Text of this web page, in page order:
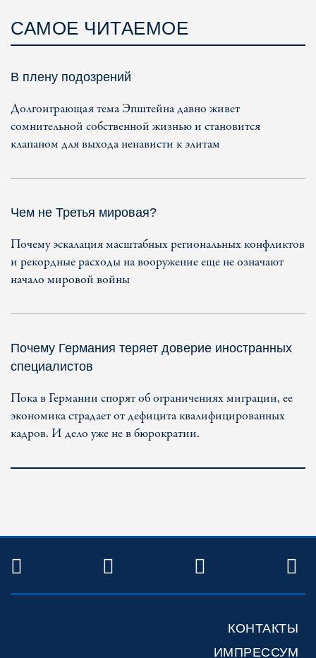
САМОЕ ЧИТАЕМОЕ
В плену подозрений
Долгоиграющая тема Эпштейна давно живет
сомнительной собственной жизнью и становится
клапаном для выхода ненависти к элитам
Чем не Третья мировая?
Почему эскалация масштабных региональных конфликтов
и рекордные расходы на вооружение еще не означают
начало мировой войны
Почему Германия теряет доверие иностранных
специалистов
Пока в Германии спорят об ограничениях миграции, ее
экономика страдает от дефицита квалифицированных
кадров. И дело уже не в бюрократии.
TWITTER FACEBOOKYOUTUBE
КОНТАКТЫ
ИМПРЕССУМ